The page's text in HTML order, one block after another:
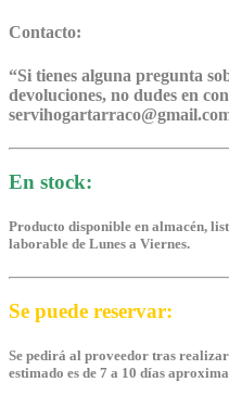
Contacto:
“Si tienes alguna pregunta
devoluciones, no dudes en
En stock:
Producto disponible en almacén,
laborable de Lunes a Viernes.
Se puede reservar:
Se pedirá al proveedor tras
estimado es de 7 a 10 días